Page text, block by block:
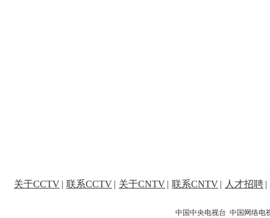
关于CCTV | 联系CCTV | 关于CNTV | 联系CNTV | 人才招聘 |
中国中央电视台 中国网络电